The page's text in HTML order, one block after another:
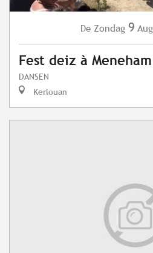
De Zondag 9 Aug
Fest deiz à Meneham
DANSEN
Kerlouan